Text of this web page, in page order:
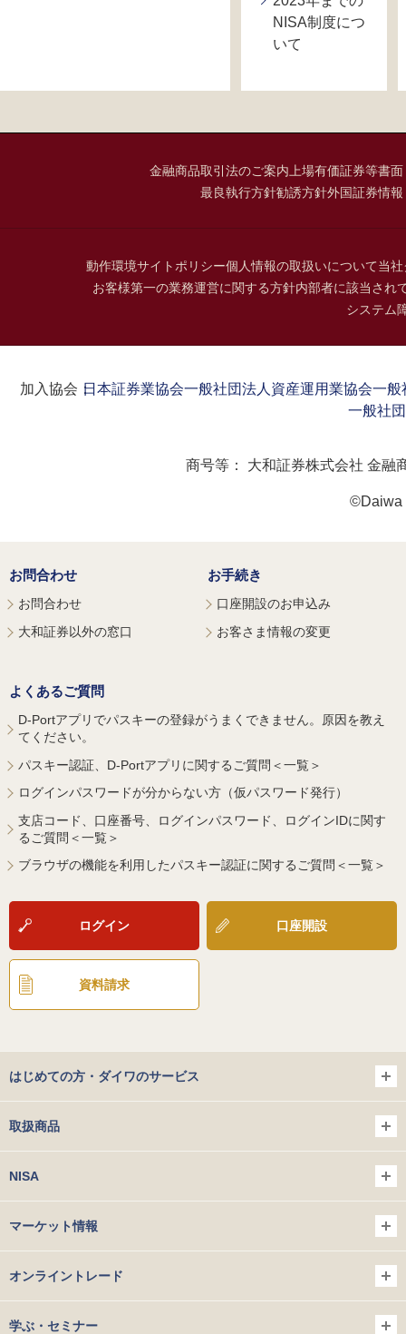
NISA制度につ
いて
金融商品取引法のご案内 上場有価証券等書
最良執行方針勧誘方針外国証券情
動作環境サイトポリシー個人情報の取扱いについて当
お客様第一の業務運営に関する方針内部者に該当され
システム
加入協会：日本証券業協会一般社団法人資産運用業協会一般
一般社
商号等： 大和証券株式会社 金融
©Daiwa
お問合わせ
お問合わせ
大和証券以外の窓口
お手続き
口座開設のお申込み
お客さま情報の変更
よくあるご質問
D-Portアプリでパスキーの登録がうまくできません。原因を教え
てください。
パスキー認証、D-Portアプリに関するご質問＜一覧＞
ログインパスワードが分からない方（仮パスワード発行）
支店コード、口座番号、ログインパスワード、ログインIDに関す
るご質問＜一覧＞
ブラウザの機能を利用したパスキー認証に関するご質問＜一覧＞
ログイン 口座開設
資料請求
はじめての方・ダイワのサービス
取扱商品
NISA
マーケット情報
オンライントレード
学ぶ・セミナー